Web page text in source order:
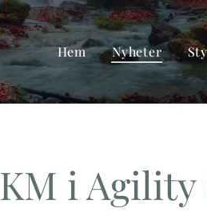
Hem Nyheter
KM i Agility